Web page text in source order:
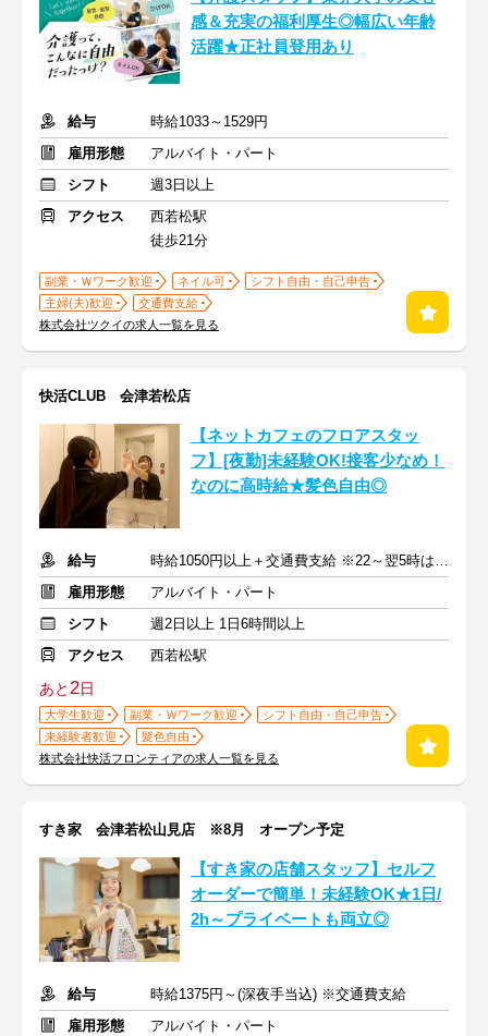
感＆充実の福利厚生◎幅広い年齢
活躍★正社員登用あり
給与
時給1033～1529円
雇用形態
アルバイト・パート
シフト
週3日以上
アクセス
西若松駅
徒歩21分
副業・Ｗワーク歓迎 ネイル可
シフト自由・自己申告
主婦(夫)歓迎
交通費支給
株式会社ツクイの求人一覧を見る
快活CLUB 会津若松店
【ネットカフェのフロアスタッ
フ】[夜勤]未経験OK!接客少なめ！
なのに高時給★髪色自由◎
給与
時給1050円以上＋交通費支給 ※22～翌5時は時給1313円
雇用形態
アルバイト・パート
シフト
週2日以上 1日6時間以上
アクセス
西若松駅
あと2日
大学生歓迎 副業・Ｗワーク歓迎
シフト自由・自己申告
未経験者歓迎
髪色自由
株式会社快活フロンティアの求人一覧を見る
すき家 会津若松山見店 ※8月 オープン予定
【すき家の店舗スタッフ】セルフ
オーダーで簡単！未経験OK★1日/
2h～プライベートも両立◎
給与
時給1375円～(深夜手当込) ※交通費支給
雇用形態
アルバイト・パート